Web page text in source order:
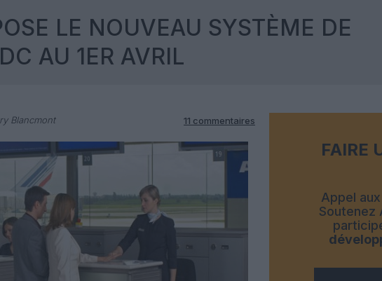
LE NOUVEAU SYSTÈME DE
AU 1ER AVRIL
Blancmont 11 commentaires
FAIRE
Appel
Soutenez